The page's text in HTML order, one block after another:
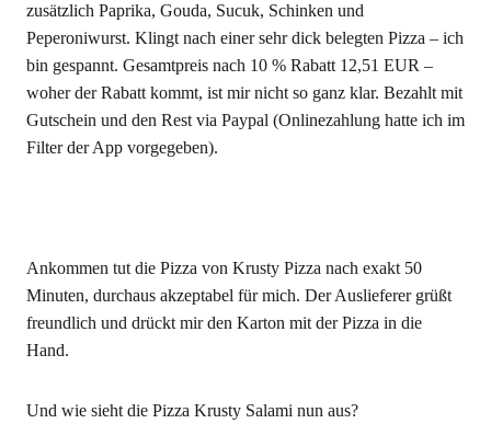
zusätzlich Paprika, Gouda, Sucuk, Schinken und
Peperoniwurst. Klingt nach einer sehr dick belegten Pizza – ich
bin gespannt. Gesamtpreis nach 10 % Rabatt 12,51 EUR –
woher der Rabatt kommt, ist mir nicht so ganz klar. Bezahlt mit
Gutschein und den Rest via Paypal (Onlinezahlung hatte ich im
Filter der App vorgegeben).
Ankommen tut die Pizza von Krusty Pizza nach exakt 50
Minuten, durchaus akzeptabel für mich. Der Auslieferer grüßt
freundlich und drückt mir den Karton mit der Pizza in die
Hand.
Und wie sieht die Pizza Krusty Salami nun aus?